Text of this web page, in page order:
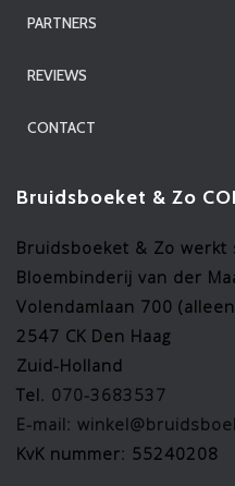
PARTNERS
REVIEWS
CONTACT
Bruidsboeket & Zo
Bruidsboeket & Zo werkt
Bloembinderij van der
Volendamlaan 700
2547 CK Den Haag
Zuid-Holland
Tel. 070-3683537
E-mail:
KvK nummer: 55240208